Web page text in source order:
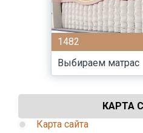
1482
Выбираем матрас
КАРТА
Карта сайта